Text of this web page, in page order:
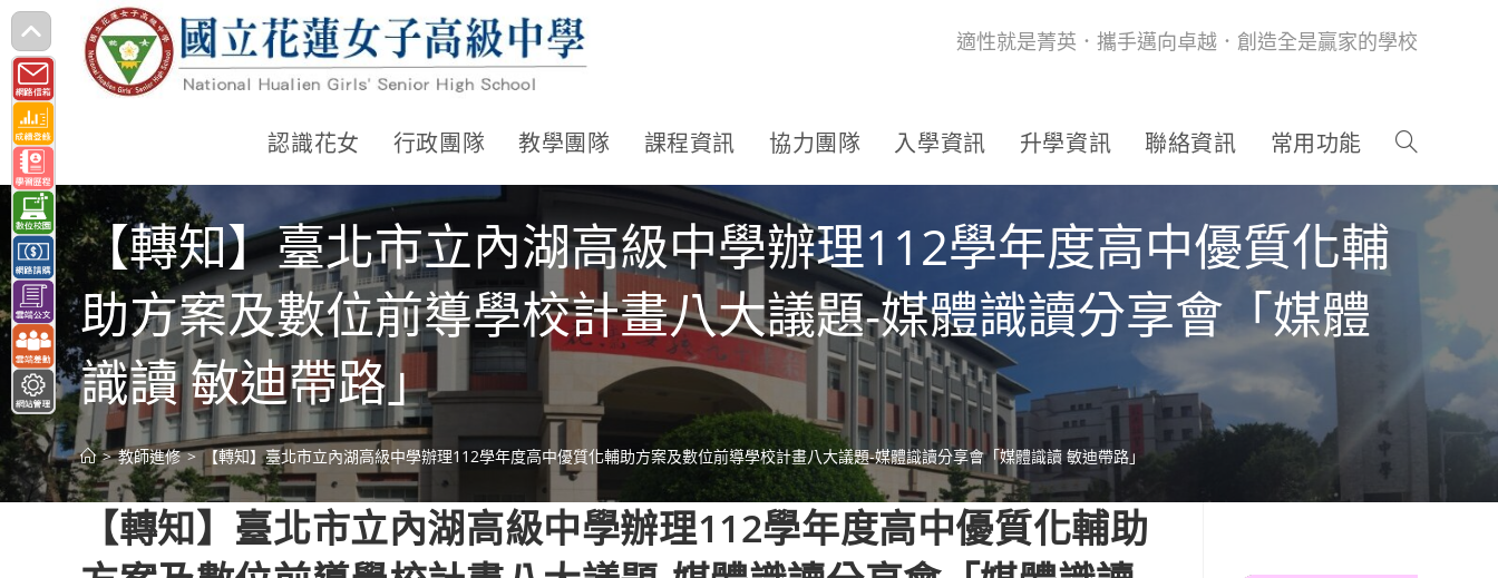
跳
轉
至
主
要
內
容
適性就是菁英．攜手邁向卓越．創造全是贏家的學校
認識花女 行政團隊 教學團隊 課程資訊 協力團隊 入學資訊 升學資訊 聯絡資訊 常用功能
【轉知】臺北市立內湖高級中學辦理112學年度高中優質化輔
助方案及數位前導學校計畫八大議題-媒體識讀分享會「媒體
識讀 敏迪帶路」
> 教師進修 > 【轉知】臺北市立內湖高級中學辦理112學年度高中優質化輔助方案及數位前導學校計畫八大議題-媒體識讀分享會「媒體識讀 敏迪帶路」
【轉知】臺北市立內湖高級中學辦理112學年度高中優質化輔助